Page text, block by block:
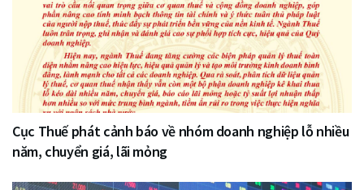
Cục Thuế phát cảnh báo về nhóm doanh nghiệp lỗ nhiều
năm, chuyển giá, lãi mỏng